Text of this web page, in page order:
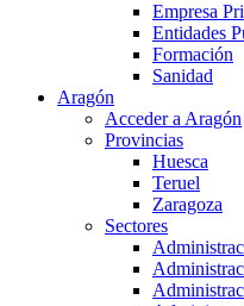
Empresa
Entidades
Formación
Sanidad
Aragón
Acceder a Aragón
Provincias
Huesca
Teruel
Zaragoza
Sectores